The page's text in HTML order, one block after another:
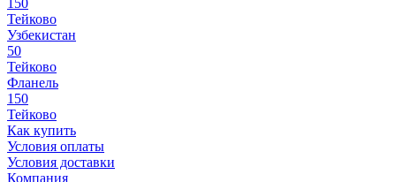
150
Тейково
Узбекистан
50
Тейково
Фланель
150
Тейково
Как купить
Условия оплаты
Условия доставки
Компания